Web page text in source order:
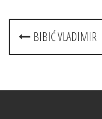
Post
navigation
BIBIĆ VLADIMIR